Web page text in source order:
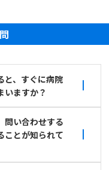
と、すぐに病院
いますか？
問い合わせする
ことが知られて